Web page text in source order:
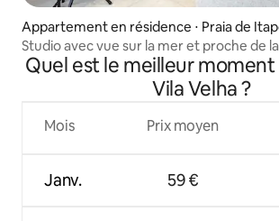
Appartement en résidence ⋅ Praia de
Studio avec vue sur la mer et proche de
Quel est le meilleur
Vila Velha ?
Mois
Janv.
Prix moyen
59 €